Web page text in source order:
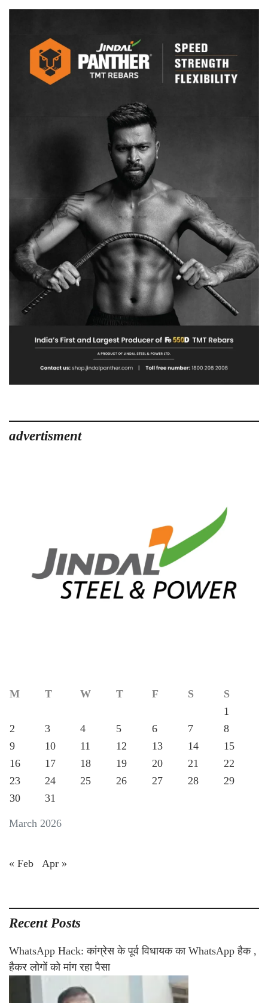
advertisment
March 2026
M T W T F S
S
1
2
3 4 5 6 7
8
9
10 11 12 13 14
15
16
17 18 19 20 21
22
23
24 25 26 27 28
29
30
31
« Feb Apr »
Recent Posts
WhatsApp Hack: कांग्रेस के पूर्व विधायक का WhatsApp हैक ,
हैकर लोगों को मांग रहा पैसा